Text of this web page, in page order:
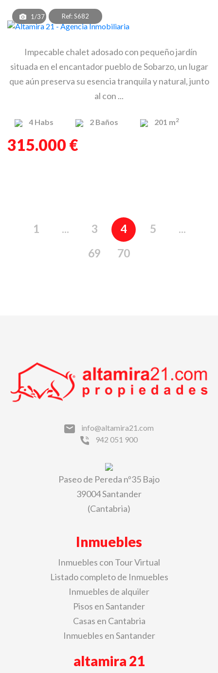
1/37 Ref: S682
Impecable chalet adosado con pequeño jardín
situada en el encantador pueblo de Sobarzo, un lugar
que aún preserva su esencia tranquila y natural, junto
al con ...
4 Habs 2 Baños 201 m2
315.000 €
1 ... 3 4 5
...
69
70
info@altamira21.com
942 051 900
Paseo de Pereda nº35 Bajo
39004 Santander
(Cantabria)
Inmuebles
Inmuebles con Tour Virtual
Listado completo de Inmuebles
Inmuebles de alquiler
Pisos en Santander
Casas en Cantabria
Inmuebles en Santander
altamira 21